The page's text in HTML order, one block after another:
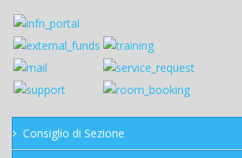
Consiglio di Sezione